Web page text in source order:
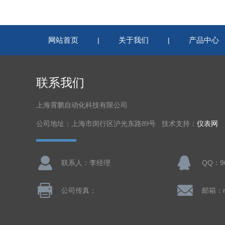
网站首页 | 关于我们 | 产品中心
联系我们
上海霄鹏自动化科技有限公司
公司地址：上海市闵行区沪光东路89号 技术支持： 仪表网
联系人：李经理 QQ：
公司传真： 邮箱